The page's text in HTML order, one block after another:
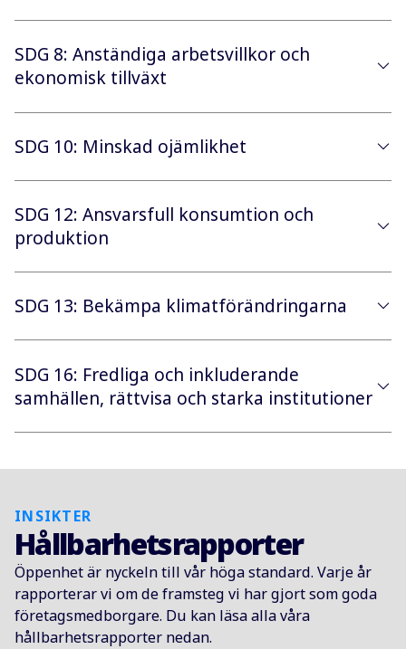
SDG 8: Anständiga arbetsvillkor och
ekonomisk tillväxt
SDG 10: Minskad ojämlikhet
SDG 12: Ansvarsfull konsumtion och
produktion
SDG 13: Bekämpa klimatförändringarna
SDG 16: Fredliga och inkluderande
samhällen, rättvisa och starka institutioner
INSIKTER
Hållbarhetsrapporter
Öppenhet är nyckeln till vår höga standard. Varje år
rapporterar vi om de framsteg vi har gjort som goda
företagsmedborgare. Du kan läsa alla våra
hållbarhetsrapporter nedan.